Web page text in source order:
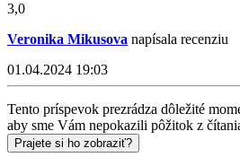
3,0
Veronika Mikusova napísala recenziu
01.04.2024 19:03
Tento príspevok prezrádza dôležité
aby sme Vám nepokazili pôžitok z
Prajete si ho zobraziť?